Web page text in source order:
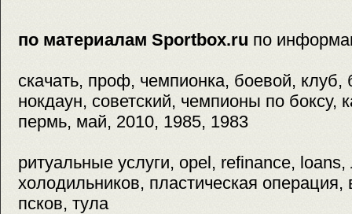
по материалам Sportbox.ru по
скачать, проф, чемпионка, боевой, клуб,
нокдаун, советский, чемпионы по боксу,
пермь, май, 2010, 1985, 1983
ритуальные услуги, opel, refinance,
холодильников, пластическая
псков, тула